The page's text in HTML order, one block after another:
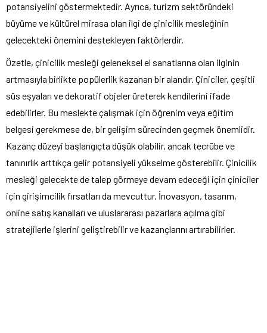
potansiyelini göstermektedir. Ayrıca, turizm sektöründeki
büyüme ve kültürel mirasa olan ilgi de çinicilik mesleğinin
gelecekteki önemini destekleyen faktörlerdir.
Özetle, çinicilik mesleği geleneksel el sanatlarına olan ilginin
artmasıyla birlikte popülerlik kazanan bir alandır. Çiniciler, çeşitli
süs eşyaları ve dekoratif objeler üreterek kendilerini ifade
edebilirler. Bu meslekte çalışmak için öğrenim veya eğitim
belgesi gerekmese de, bir gelişim sürecinden geçmek önemlidir.
Kazanç düzeyi başlangıçta düşük olabilir, ancak tecrübe ve
tanınırlık arttıkça gelir potansiyeli yükselme gösterebilir. Çinicilik
mesleği gelecekte de talep görmeye devam edeceği için çiniciler
için girişimcilik fırsatları da mevcuttur. İnovasyon, tasarım,
online satış kanalları ve uluslararası pazarlara açılma gibi
stratejilerle işlerini geliştirebilir ve kazançlarını artırabilirler.